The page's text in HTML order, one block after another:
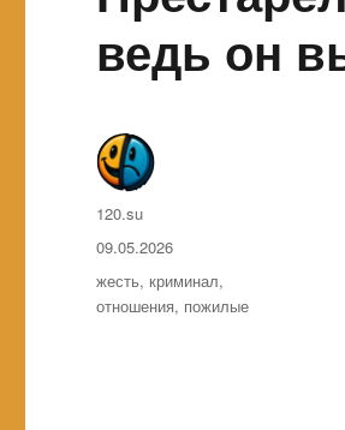
ведь он
Автор
120.su
Опубликовано
09.05.2026
Метки
жесть, криминал,
отношения, пожилые